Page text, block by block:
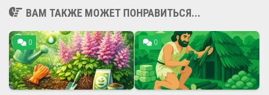
ВАМ ТАКЖЕ МОЖЕТ ПОНРАВИТЬСЯ...
0 0